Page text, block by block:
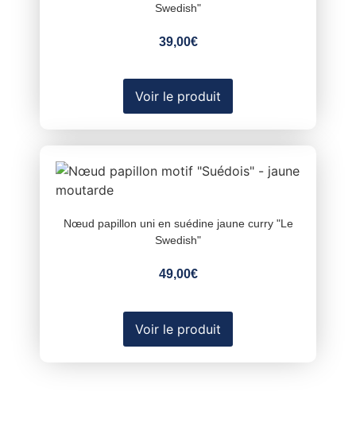
Swedish"
39,00€
Voir le produit
Nœud papillon uni en suédine jaune curry "Le
Swedish"
49,00€
Voir le produit